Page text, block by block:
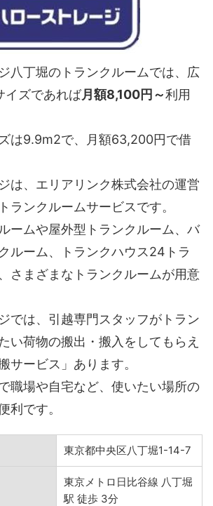
八丁堀のトランクルームでは、広
イズであれば月額8,100円～利用
は9.9m2で、月額63,200円で借
は、エリアリンク株式会社の運営
ランクルームサービスです。
ームや屋外型トランクルーム、バ
ルーム、トランクハウス24トラ
さまざまなトランクルームが用意
では、引越専門スタッフがトラン
い荷物の搬出・搬入をしてもらえ
サービス」あります。
職場や自宅など、使いたい場所の
利です。
東京都中央区八丁堀1-14-7
東京メトロ日比谷線 八丁堀
駅 徒歩 3分